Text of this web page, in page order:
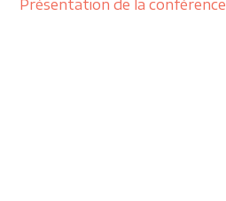
Présentation de la conférence